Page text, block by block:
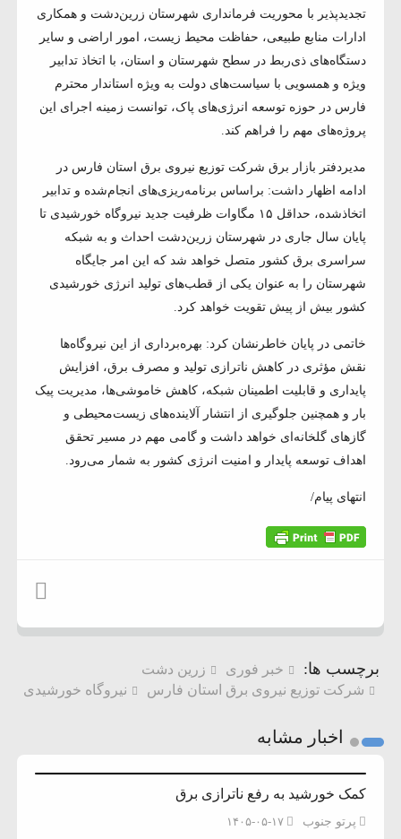
تجدیدپذیر با محوریت فرمانداری شهرستان زرین‌دشت و همکاری
ادارات منابع طبیعی، حفاظت محیط زیست، امور اراضی و سایر
دستگاه‌های ذی‌ربط در سطح شهرستان و استان، با اتخاذ تدابیر
ویژه و همسویی با سیاست‌های دولت به ویژه استاندار محترم
فارس در حوزه توسعه انرژی‌های پاک، توانست زمینه اجرای این
پروژه‌های مهم را فراهم کند.
مدیردفتر بازار برق شرکت توزیع نیروی برق استان فارس در
ادامه اظهار داشت: براساس برنامه‌ریزی‌های انجام‌شده و تدابیر
اتخاذشده، حداقل ۱۵ مگاوات ظرفیت جدید نیروگاه خورشیدی تا
پایان سال جاری در شهرستان زرین‌دشت احداث و به شبکه
سراسری برق کشور متصل خواهد شد که این امر جایگاه
شهرستان را به عنوان یکی از قطب‌های تولید انرژی خورشیدی
کشور بیش از پیش تقویت خواهد کرد.
خاتمی در پایان خاطرنشان کرد: بهره‌برداری از این نیروگاه‌ها
نقش مؤثری در کاهش ناترازی تولید و مصرف برق، افزایش
پایداری و قابلیت اطمینان شبکه، کاهش خاموشی‌ها، مدیریت پیک
بار و همچنین جلوگیری از انتشار آلاینده‌های زیست‌محیطی و
گازهای گلخانه‌ای خواهد داشت و گامی مهم در مسیر تحقق
اهداف توسعه پایدار و امنیت انرژی کشور به شمار می‌رود.
انتهای پیام/
برچسب ها: خبر فوری
زرین دشت
شرکت توزیع نیروی برق استان فارس
نیروگاه خورشیدی
اخبار مشابه
کمک خورشید به رفع ناترازی برق
پرتو جنوب ۱۴۰۵-۰۵-۱۷